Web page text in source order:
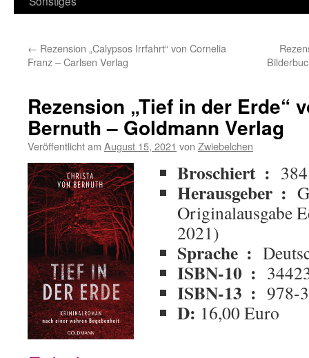
← Rezension „Calypsos Irrfahrt“ von Cornelia
Franz – Carlsen Verlag
Rezension „Tief in der Erde“
Bernuth – Goldmann Verlag
Veröffentlicht am August 15, 2021 von Zwiebelchen
Broschiert ‏ : ‎
Herausgeber ‏ : ‎
Originalausgabe
2021)
Sprache ‏ : ‎
ISBN-10 ‏ : ‎
ISBN-13 ‏ : ‎ 978-
D: 16,00 Euro